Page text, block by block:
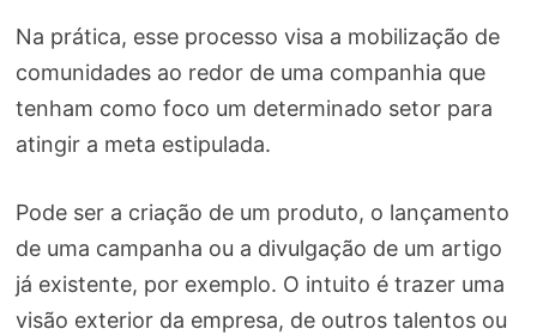
Na prática, esse processo visa a mobilização de
comunidades ao redor de uma companhia que
tenham como foco um determinado setor para
atingir a meta estipulada.
Pode ser a criação de um produto, o lançamento
de uma campanha ou a divulgação de um artigo
já existente, por exemplo. O intuito é trazer uma
visão exterior da empresa, de outros talentos ou